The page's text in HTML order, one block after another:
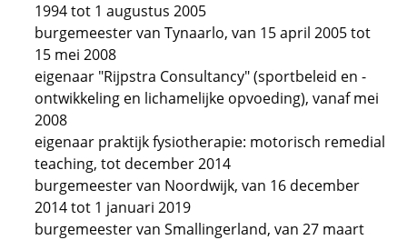
1994 tot 1 augustus 2005
burgemeester van Tynaarlo, van 15 april 2005 tot
15 mei 2008
eigenaar "Rijpstra Consultancy" (sportbeleid en -
ontwikkeling en lichamelijke opvoeding), vanaf mei
2008
eigenaar praktijk fysiotherapie: motorisch remedial
teaching, tot december 2014
burgemeester van Noordwijk, van 16 december
2014 tot 1 januari 2019
burgemeester van Smallingerland, van 27 maart